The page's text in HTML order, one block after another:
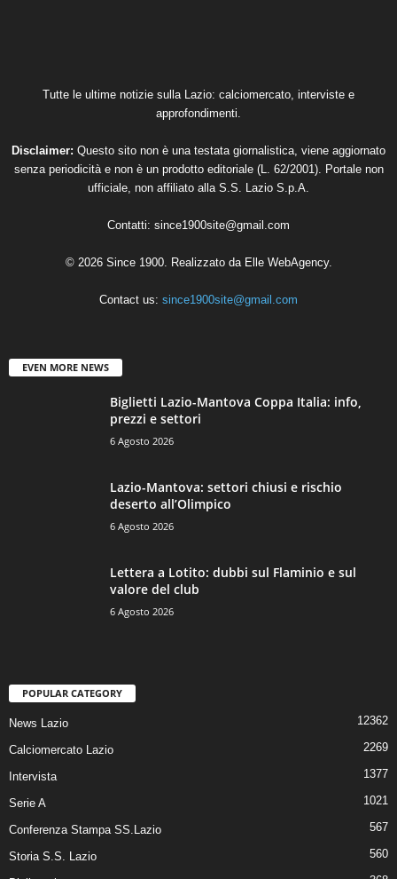
Tutte le ultime notizie sulla Lazio: calciomercato, interviste e
approfondimenti.
Disclaimer: Questo sito non è una testata giornalistica, viene aggiornato
senza periodicità e non è un prodotto editoriale (L. 62/2001). Portale non
ufficiale, non affiliato alla S.S. Lazio S.p.A.
Contatti: since1900site@gmail.com
© 2026 Since 1900. Realizzato da Elle WebAgency.
Contact us: since1900site@gmail.com
EVEN MORE NEWS
Biglietti Lazio-Mantova Coppa Italia: info,
prezzi e settori
6 Agosto 2026
Lazio-Mantova: settori chiusi e rischio
deserto all’Olimpico
6 Agosto 2026
Lettera a Lotito: dubbi sul Flaminio e sul
valore del club
6 Agosto 2026
POPULAR CATEGORY
News Lazio 12362
Calciomercato Lazio 2269
Intervista 1377
Serie A 1021
Conferenza Stampa SS.Lazio 567
Storia S.S. Lazio 560